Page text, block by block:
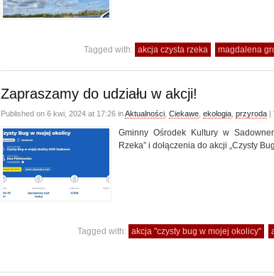
Tagged with: akcja czysta rzeka magdalena
Zapraszamy do udziału w akcji!
Published on 6 kwi, 2024 at 17:26 inAktualności Ciekawe ekologia przyroda |
Gminny Ośrodek Kultury w
Rzeka” i dołączenia do akcji „Czysty
Tagged with: akcja "czysty bug w mojej okolicy"